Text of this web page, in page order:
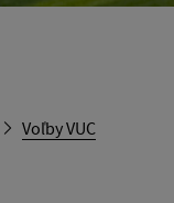
Voľby VUC